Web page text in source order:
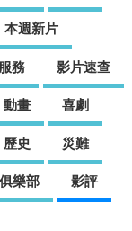
週新片
務 影片速查
動畫 喜劇
歷史 災難
樂部 影評